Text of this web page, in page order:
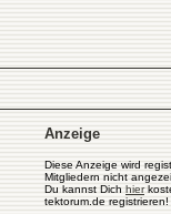
Anzeige
Diese Anzeige wird
Mitgliedern nicht
Du kannst Dich hier
tektorum.de registrieren!